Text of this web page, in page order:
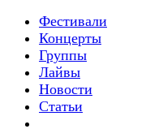
Фестивали
Концерты
Группы
Лайвы
Новости
Статьи